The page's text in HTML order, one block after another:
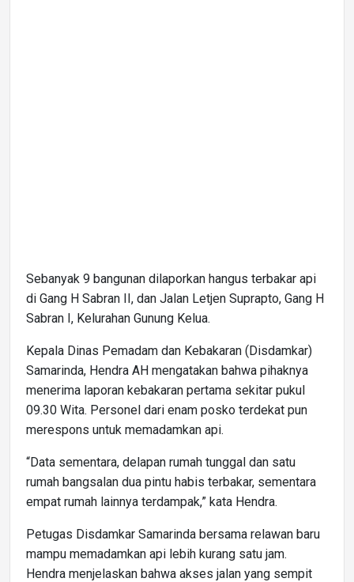
Sebanyak 9 bangunan dilaporkan hangus terbakar api
di Gang H Sabran II, dan Jalan Letjen Suprapto, Gang H
Sabran I, Kelurahan Gunung Kelua.
Kepala Dinas Pemadam dan Kebakaran (Disdamkar)
Samarinda, Hendra AH mengatakan bahwa pihaknya
menerima laporan kebakaran pertama sekitar pukul
09.30 Wita. Personel dari enam posko terdekat pun
merespons untuk memadamkan api.
“Data sementara, delapan rumah tunggal dan satu
rumah bangsalan dua pintu habis terbakar, sementara
empat rumah lainnya terdampak,” kata Hendra.
Petugas Disdamkar Samarinda bersama relawan baru
mampu memadamkan api lebih kurang satu jam.
Hendra menjelaskan bahwa akses jalan yang sempit